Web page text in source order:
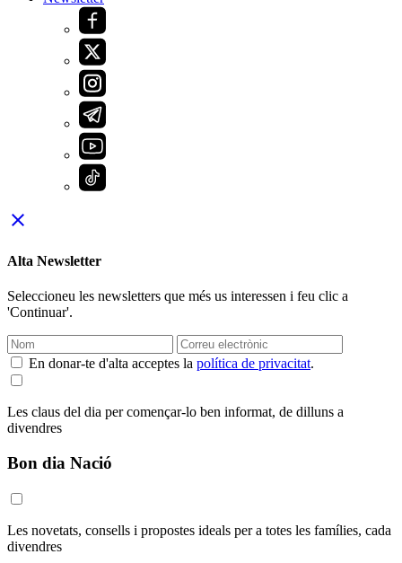
close
Alta Newsletter
Seleccioneu les newsletters que més us interessen i feu clic a
'Continuar'.
En donar-te d'alta acceptes la política de privacitat.
Les claus del dia per començar-lo ben informat, de dilluns a
divendres
Bon dia Nació
Les novetats, consells i propostes ideals per a totes les famílies, cada
divendres